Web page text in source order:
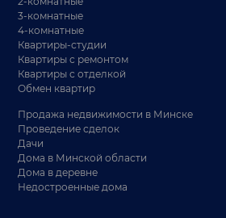
3-комнатные
4-комнатные
Квартиры-студии
Квартиры с ремонтом
Квартиры с отделкой
Обмен квартир
Продажа недвижимости в Минске
Проведение сделок
Дачи
Дома в Минской области
Дома в деревне
Недостроенные дома